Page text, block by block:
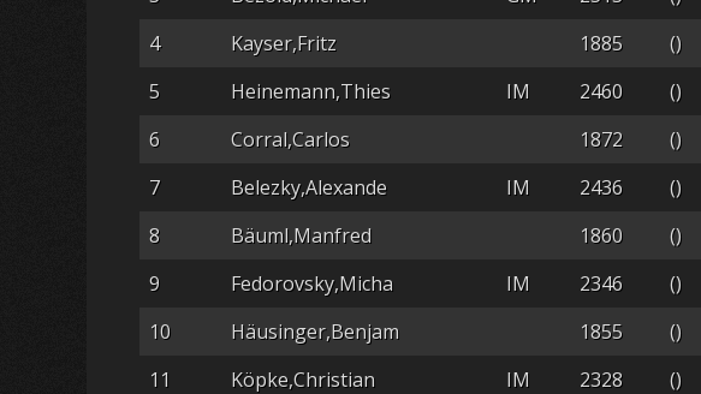
4
Kayser,Fritz 1885 ()
5
Heinemann,Thies IM 2460 ()
6
Corral,Carlos 1872 ()
7
Belezky,Alexande IM 2436 ()
8
Bäuml,Manfred 1860 ()
9
Fedorovsky,Micha IM 2346 ()
10
Häusinger,Benjam 1855 ()
11
Köpke,Christian IM 2328 ()